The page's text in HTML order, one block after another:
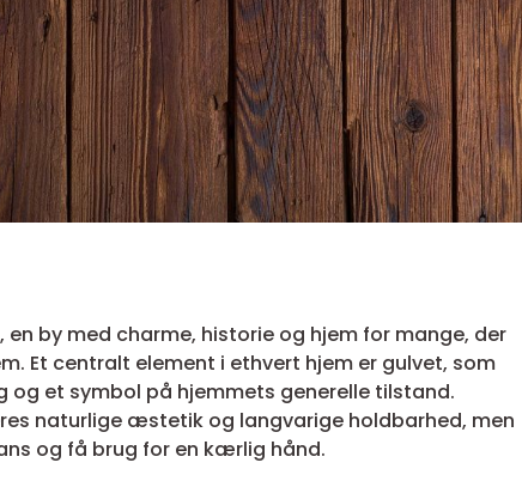
by med charme, historie og hjem for mange, der
Et centralt element i ethvert hjem er gulvet, som
et symbol på hjemmets generelle tilstand.
naturlige æstetik og langvarige holdbarhed, men
og få brug for en kærlig hånd.